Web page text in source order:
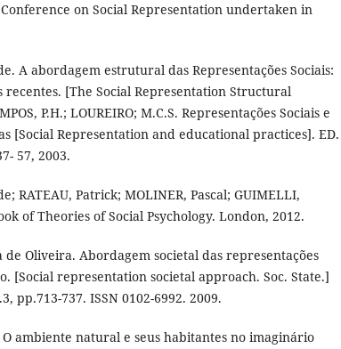
on Social Representation undertaken in
A abordagem estrutural das Representações Sociais:
recentes. [The Social Representation Structural
P.H.; LOUREIRO; M.C.S. Representações Sociais e
[Social Representation and educational practices]. ED.
57, 2003.
RATEAU, Patrick; MOLINER, Pascal; GUIMELLI,
of Theories of Social Psychology. London, 2012.
de Oliveira. Abordagem societal das representações
[Social representation societal approach. Soc. State.]
pp.713-737. ISSN 0102-6992. 2009.
O ambiente natural e seus habitantes no imaginário